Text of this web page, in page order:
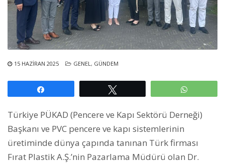
15 HAZIRAN 2025 GENEL , GÜNDEM
Türkiye PÜKAD (Pencere ve Kapı Sektörü Derneği)
Başkanı ve PVC pencere ve kapı sistemlerinin
üretiminde dünya çapında tanınan Türk firması
Fırat Plastik A.Ş.’nin Pazarlama Müdürü olan Dr.